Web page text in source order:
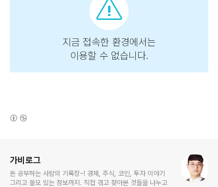
가비로그
돈 공부하는 사람의 기록장~! 경제, 주식, 코인, 투자 이야기
그리고 쓸모 있는 정보까지. 직접 겪고 찾아본 것들을 나누고